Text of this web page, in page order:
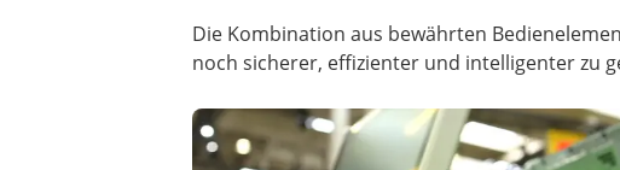
Die Kombination aus bewährten
noch sicherer, effizienter und intelligenter zu